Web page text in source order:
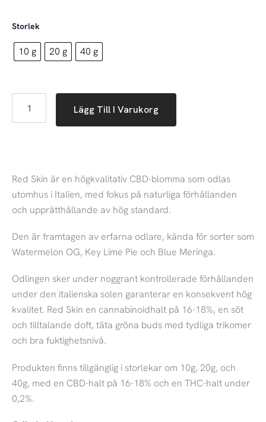
Storlek
10 g 20 g 40 g
Red
mängd
Lägg Till I Varukorg
Red Skin är en högkvalitativ CBD-blomma som odlas
utomhus i Italien, med fokus på naturliga förhållanden
och upprätthållande av hög standard.
Den är framtagen av erfarna odlare, kända för sorter som
Watermelon OG, Key Lime Pie och Blue Meringa.
Odlingen sker under noggrant kontrollerade förhållanden
under den italienska solen garanterar en konsekvent hög
kvalitet. Red Skin en cannabinoidhalt på 16-18%, en söt
och tilltalande doft, täta gröna buds med tydliga trikomer
och bra fuktighetsnivå.
Produkten finns tillgänglig i storlekar om 10g, 20g, och
40g, med en CBD-halt på 16-18% och en THC-halt under
0,2%.